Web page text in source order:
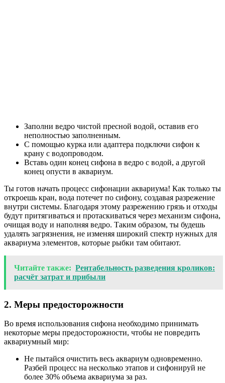
Заполни ведро чистой пресной водой, оставив его
неполностью заполненным.
С помощью курка или адаптера подключи сифон к
крану с водопроводом.
Вставь один конец сифона в ведро с водой, а другой
конец опусти в аквариум.
Ты готов начать процесс сифонации аквариума! Как только ты
откроешь кран, вода потечет по сифону, создавая разрежение
внутри системы. Благодаря этому разрежению грязь и отходы
будут притягиваться и протаскиваться через механизм сифона,
очищая воду и наполняя ведро. Таким образом, ты будешь
удалять загрязнения, не изменяя широкий спектр нужных для
аквариума элементов, которые рыбки там обитают.
Читайте также: Рентабельность разведения кроликов:
расчёт затрат и прибыли
2. Меры предосторожности
Во время использования сифона необходимо принимать
некоторые меры предосторожности, чтобы не повредить
аквариумный мир:
Не пытайся очистить весь аквариум одновременно.
Разбей процесс на несколько этапов и сифонируй не
более 30% объема аквариума за раз.